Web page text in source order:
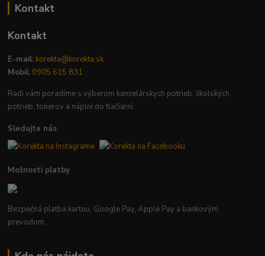
Kontakt
Kontakt
E-mail: korekta@korekta.sk
Mobil: 0905 615 831
Radi vám poradíme s výberom kancelárskych potrieb, školských
potrieb, tonerov a náplní do tlačiarní.
Sledujte nás
Možnosti platby
Bezpečná platba kartou, Google Pay, Apple Pay a bankovým
prevodom.